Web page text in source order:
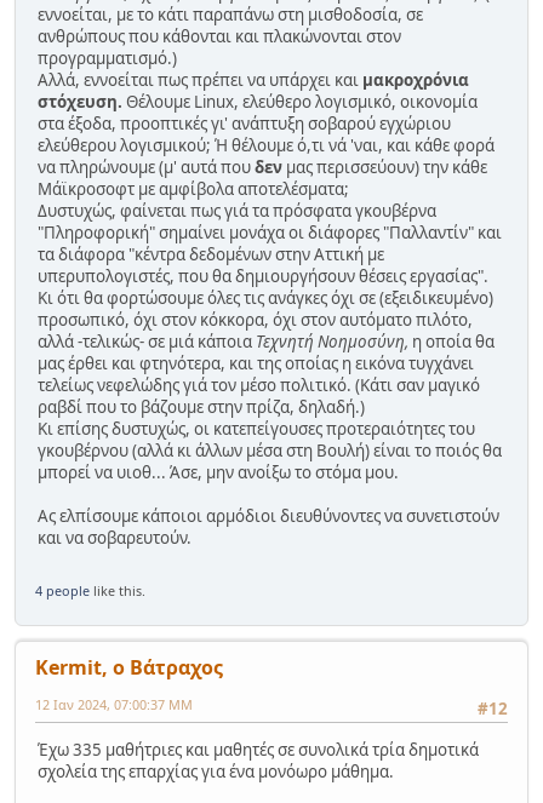
εννοείται, με το κάτι παραπάνω στη μισθοδοσία, σε
ανθρώπους που κάθονται και πλακώνονται στον
προγραμματισμό.)
Αλλά, εννοείται πως πρέπει να υπάρχει και μακροχρόνια
στόχευση. Θέλουμε Linux, ελεύθερο λογισμικό, οικονομία
στα έξοδα, προοπτικές γι' ανάπτυξη σοβαρού εγχώριου
ελεύθερου λογισμικού; Ή θέλουμε ό,τι νά 'ναι, και κάθε φορά
να πληρώνουμε (μ' αυτά πουδεν μας περισσεύουν) την κάθε
Μάϊκροσοφτ με αμφίβολα αποτελέσματα;
Δυστυχώς, φαίνεται πως γιά τα πρόσφατα γκουβέρνα
"Πληροφορική" σημαίνει μονάχα οι διάφορες "Παλλαντίν" και
τα διάφορα "κέντρα δεδομένων στην Αττική με
υπερυπολογιστές, που θα δημιουργήσουν θέσεις εργασίας".
Κι ότι θα φορτώσουμε όλες τις ανάγκες όχι σε (εξειδικευμένο)
προσωπικό, όχι στον κόκκορα, όχι στον αυτόματο πιλότο,
αλλά -τελικώς- σε μιά κάποια Τεχνητή Νοημοσύνη, η οποία θα
μας έρθει και φτηνότερα, και της οποίας η εικόνα τυγχάνει
τελείως νεφελώδης γιά τον μέσο πολιτικό. (Κάτι σαν μαγικό
ραβδί που το βάζουμε στην πρίζα, δηλαδή.)
Κι επίσης δυστυχώς, οι κατεπείγουσες προτεραιότητες του
γκουβέρνου (αλλά κι άλλων μέσα στη Βουλή) είναι το ποιός θα
μπορεί να υιοθ... Άσε, μην ανοίξω το στόμα μου.
Ας ελπίσουμε κάποιοι αρμόδιοι διευθύνοντες να συνετιστούν
και να σοβαρευτούν.
4 people like this.
Kermit, ο Βάτραχος
#12
12 Ιαν 2024, 07:00:37 ΜΜ
Έχω 335 μαθήτριες και μαθητές σε συνολικά τρία δημοτικά
σχολεία της επαρχίας για ένα μονόωρο μάθημα.